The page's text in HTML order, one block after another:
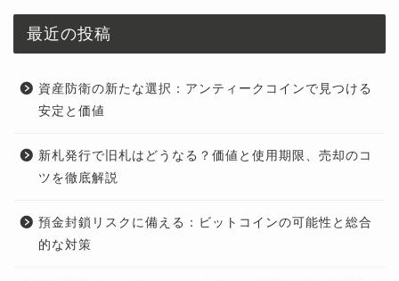
最近の投稿
資産防衛の新たな選択：アンティークコインで見つける
安定と価値
新札発行で旧札はどうなる？価値と使用期限、売却のコ
ツを徹底解説
預金封鎖リスクに備える：ビットコインの可能性と総合
的な対策